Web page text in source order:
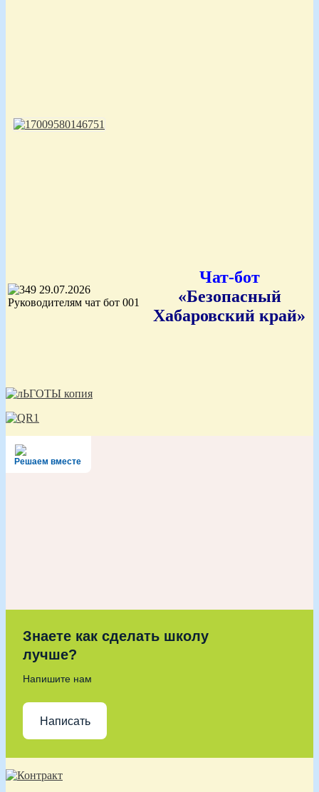
Чат-бот
«Безопасный
Хабаровский край»
Решаем вместе
Знаете как сделать школу
лучше?
Напишите нам
Написать